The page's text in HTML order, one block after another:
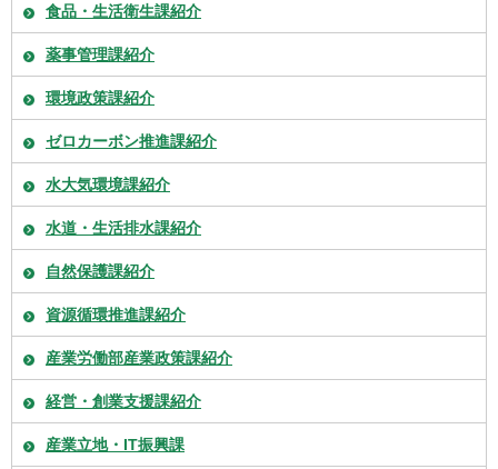
食品・生活衛生課紹介
薬事管理課紹介
環境政策課紹介
ゼロカーボン推進課紹介
水大気環境課紹介
水道・生活排水課紹介
自然保護課紹介
資源循環推進課紹介
産業労働部産業政策課紹介
経営・創業支援課紹介
産業立地・IT振興課